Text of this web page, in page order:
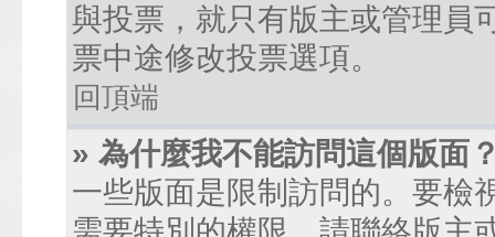
與投票，就只有版主或管理員
票中途修改投票選項。
回頂端
» 為什麼我不能訪問這個版面
一些版面是限制訪問的。要檢